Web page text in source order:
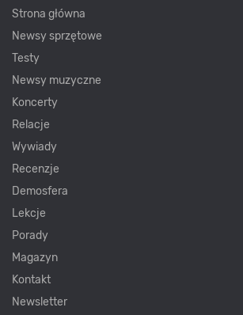
Strona główna
Newsy sprzętowe
Testy
Newsy muzyczne
Koncerty
Relacje
Wywiady
Recenzje
Demosfera
Lekcje
Porady
Magazyn
Kontakt
Newsletter